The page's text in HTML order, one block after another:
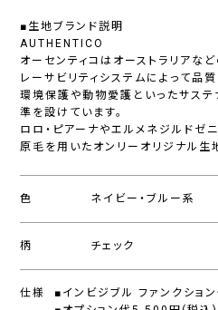
■生地ブランド説明
AUTHENTICO
オーセンティコはオーストラリアな
レーサビリティシステムによって品
環境保護や動物愛護といったサステ
準を設けています。
ロロ・ピアーナやエルメネジルドゼ
原毛を用いたオンリーオリジナル生
色 ネイビー・ブルー系
柄 チェック
仕様
■インビジブル ファンクション